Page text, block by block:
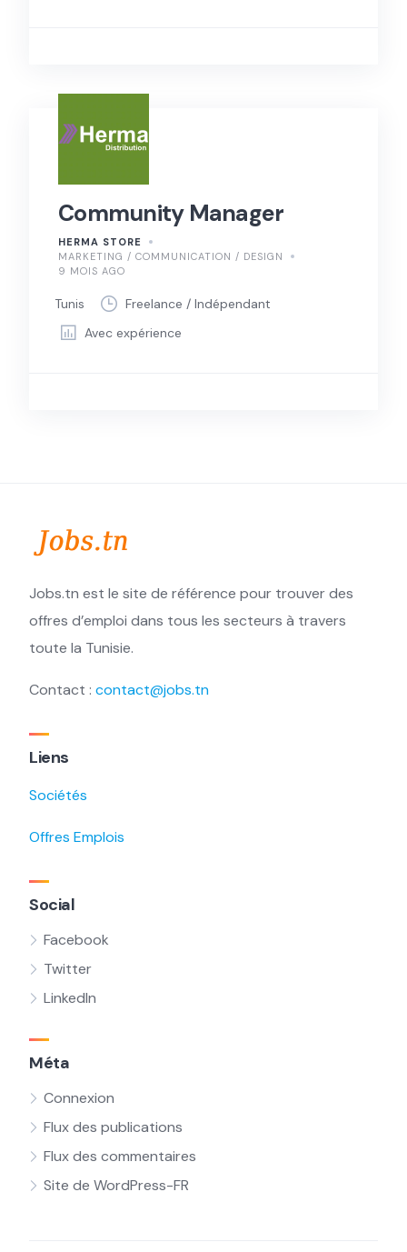
Community Manager
HERMA STORE
MARKETING / COMMUNICATION / DESIGN
9 MOIS AGO
Tunis
Freelance / Indépendant
Avec expérience
Jobs.tn est le site de référence pour trouver des
offres d’emploi dans tous les secteurs à travers
toute la Tunisie.
Contact : contact@jobs.tn
Liens
Sociétés
Offres Emplois
Social
Facebook
Twitter
LinkedIn
Méta
Connexion
Flux des publications
Flux des commentaires
Site de WordPress-FR